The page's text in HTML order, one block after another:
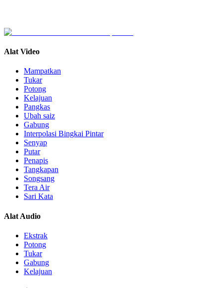
Alat Video
Mampatkan
Tukar
Potong
Kelajuan
Pangkas
Ubah saiz
Gabung
Interpolasi Bingkai Pintar
Senyap
Putar
Penapis
Tangkapan
Songsang
Tera Air
Sari Kata
Alat Audio
Ekstrak
Potong
Tukar
Gabung
Kelajuan